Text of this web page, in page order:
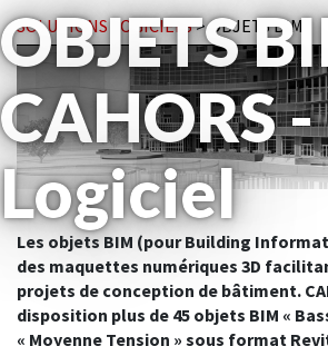
SOLUTIONS LOGICIELS OBJETS BIM
OBJETS
CAHORS -
Logiciel
Les objets BIM (pour Building
des maquettes numériques 3D
projets de conception de bâtiment.
disposition plus de 45 objets BIM «
« Moyenne Tension » sous format